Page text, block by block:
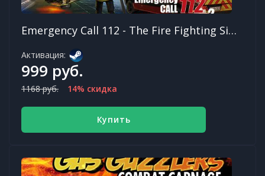
Emergency Call 112 - The Fire Fighting Simulation 2
Активация:
999 руб.
1168 руб. 14% скидка
Купить